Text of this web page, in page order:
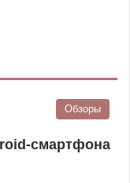
Обзоры
смартфона